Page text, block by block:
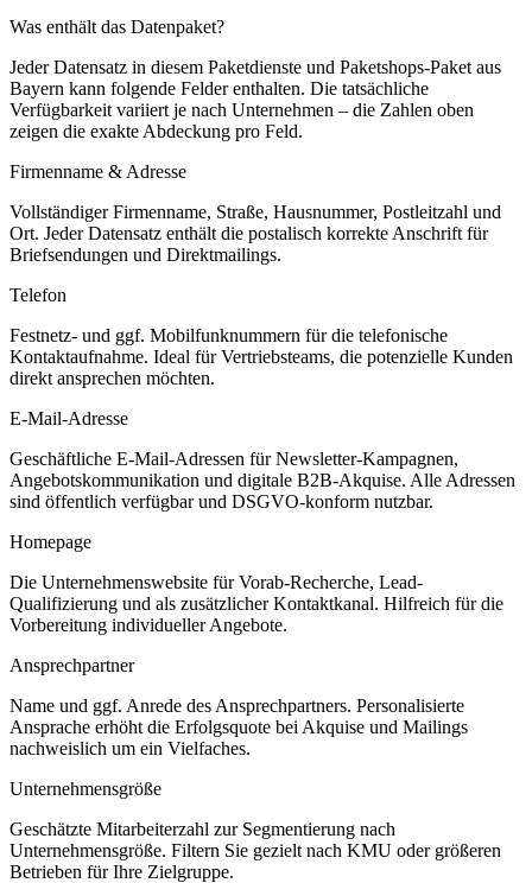
Was enthält das Datenpaket?
Jeder Datensatz in diesem Paketdienste und Paketshops-Paket aus
Bayern kann folgende Felder enthalten. Die tatsächliche
Verfügbarkeit variiert je nach Unternehmen – die Zahlen oben
zeigen die exakte Abdeckung pro Feld.
Firmenname & Adresse
Vollständiger Firmenname, Straße, Hausnummer, Postleitzahl und
Ort. Jeder Datensatz enthält die postalisch korrekte Anschrift für
Briefsendungen und Direktmailings.
Telefon
Festnetz- und ggf. Mobilfunknummern für die telefonische
Kontaktaufnahme. Ideal für Vertriebsteams, die potenzielle Kunden
direkt ansprechen möchten.
E-Mail-Adresse
Geschäftliche E-Mail-Adressen für Newsletter-Kampagnen,
Angebotskommunikation und digitale B2B-Akquise. Alle Adressen
sind öffentlich verfügbar und DSGVO-konform nutzbar.
Homepage
Die Unternehmenswebsite für Vorab-Recherche, Lead-
Qualifizierung und als zusätzlicher Kontaktkanal. Hilfreich für die
Vorbereitung individueller Angebote.
Ansprechpartner
Name und ggf. Anrede des Ansprechpartners. Personalisierte
Ansprache erhöht die Erfolgsquote bei Akquise und Mailings
nachweislich um ein Vielfaches.
Unternehmensgröße
Geschätzte Mitarbeiterzahl zur Segmentierung nach
Unternehmensgröße. Filtern Sie gezielt nach KMU oder größeren
Betrieben für Ihre Zielgruppe.